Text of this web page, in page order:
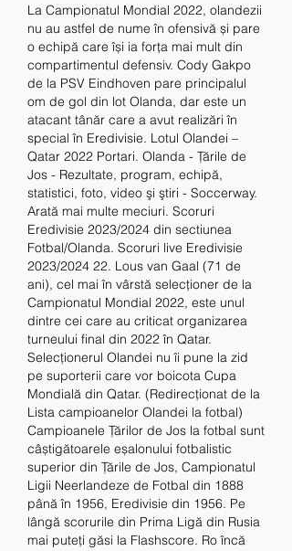
La Campionatul Mondial 2022, olandezii
nu au astfel de nume în ofensivă și pare
o echipă care își ia forța mai mult din
compartimentul defensiv. Cody Gakpo
de la PSV Eindhoven pare principalul
om de gol din lot Olanda, dar este un
atacant tânăr care a avut realizări în
special în Eredivisie. Lotul Olandei –
Qatar 2022 Portari. Olanda - Țările de
Jos - Rezultate, program, echipă,
statistici, foto, video şi ştiri - Soccerway.
Arată mai multe meciuri. Scoruri
Eredivisie 2023/2024 din sectiunea
Fotbal/Olanda. Scoruri live Eredivisie
2023/2024 22. Lous van Gaal (71 de
ani), cel mai în vârstă selecționer de la
Campionatul Mondial 2022, este unul
dintre cei care au criticat organizarea
turneului final din 2022 în Qatar.
Selecționerul Olandei nu îi pune la zid
pe suporterii care vor boicota Cupa
Mondială din Qatar. (Redirecționat de la
Lista campioanelor Olandei la fotbal)
Campioanele Țărilor de Jos la fotbal sunt
câștigătoarele eșalonului fotbalistic
superior din Țările de Jos, Campionatul
Ligii Neerlandeze de Fotbal din 1888
până în 1956, Eredivisie din 1956. Pe
lângă scorurile din Prima Ligă din Rusia
mai puteți găsi la Flashscore. Ro încă